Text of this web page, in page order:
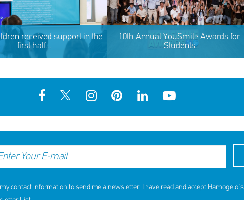
received support in the
first half...
received support in the
10th Annual YouSmile Awards for
Students
10th Annual YouSmile Awards for
contact information to send me a newsletter. I have read and accept Hamogelo's